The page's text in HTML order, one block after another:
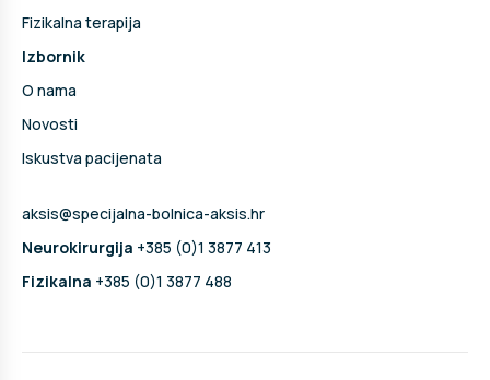
Fizikalna terapija
Izbornik
O nama
Novosti
Iskustva pacijenata
aksis@specijalna-bolnica-aksis.hr
Neurokirurgija +385 (0)1 3877 413
Fizikalna +385 (0)1 3877 488